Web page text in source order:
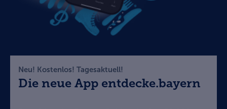
Neu! Kostenlos! Tagesaktuell!
Die neue App entdecke.bayern